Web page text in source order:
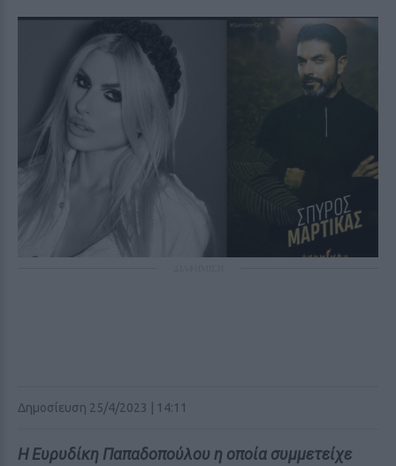
Δημοσίευση 25/4/2023 | 14:11
Η Ευρυδίκη Παπαδοπούλου η οποία συμμετείχε